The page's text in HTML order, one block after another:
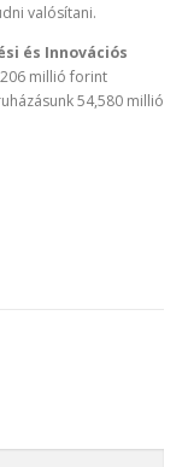
valósítani.
és Innovációs
millió forint
54,580 millió